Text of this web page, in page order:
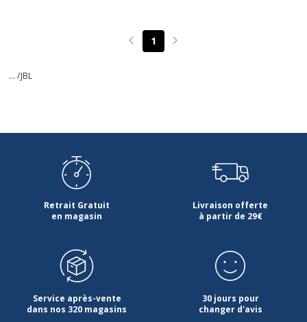
Page précédente
1 Page suivante
... /JBL
Retrait Gratuit
en magasin
Livraison offerte
à partir de 29€
Service après-vente
dans nos 320 magasins
30 jours pour
changer d'avis